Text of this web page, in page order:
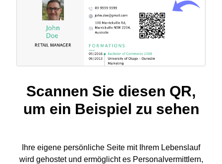
Scannen Sie diesen QR,
um ein Beispiel zu sehen
Ihre eigene persönliche Seite mit Ihrem Lebenslauf
wird gehostet und ermöglicht es Personalvermittlern,